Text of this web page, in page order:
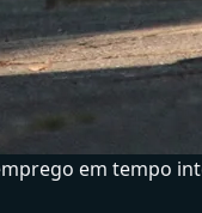
em tempo